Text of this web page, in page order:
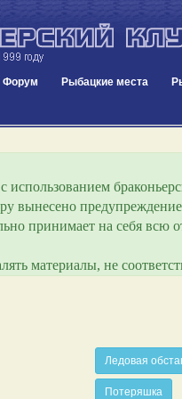
Форум Рыбацкие места
вынесено
принимает на себя всю
материалы, не
Ледовая
Потеряшка